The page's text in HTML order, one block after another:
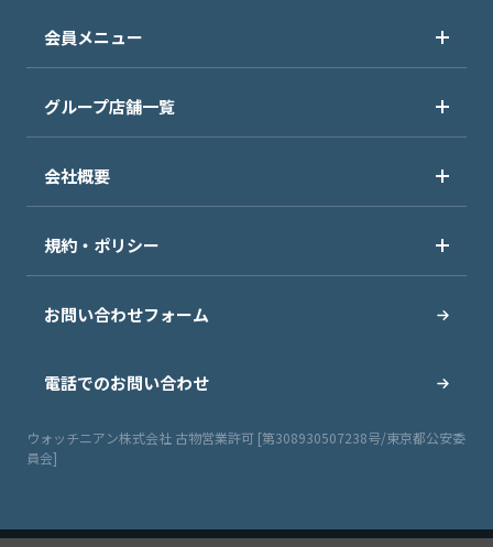
会員メニュー
グループ店舗一覧
会社概要
規約・ポリシー
お問い合わせフォーム
電話でのお問い合わせ
ウォッチニアン株式会社 古物営業許可 [第308930507238号/東京都公安委
員会]